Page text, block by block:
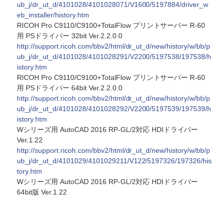
ub_j/dr_ut_d/4101028/4101028071/V1600/5197884/driver_w
eb_installer/history.htm
RICOH Pro C9110/C9100+TotalFlow プリントサーバー R-60
用 PSドライバー 32bit Ver.2.2.0.0
http://support.ricoh.com/bbv2/html/dr_ut_d/new/history/w/bb/p
ub_j/dr_ut_d/4101028/4101028291/V2200/5197538/197538/h
istory.htm
RICOH Pro C9110/C9100+TotalFlow プリントサーバー R-60
用 PSドライバー 64bit Ver.2.2.0.0
http://support.ricoh.com/bbv2/html/dr_ut_d/new/history/w/bb/p
ub_j/dr_ut_d/4101028/4101028292/V2200/5197539/197539/h
istory.htm
Wシリーズ用 AutoCAD 2016 RP-GL/2対応 HDIドライバー
Ver.1.22
http://support.ricoh.com/bbv2/html/dr_ut_d/new/history/w/bb/p
ub_j/dr_ut_d/4101029/4101029211/V122/5197326/197326/his
tory.htm
Wシリーズ用 AutoCAD 2016 RP-GL/2対応 HDIドライバー
64bit版 Ver.1.22